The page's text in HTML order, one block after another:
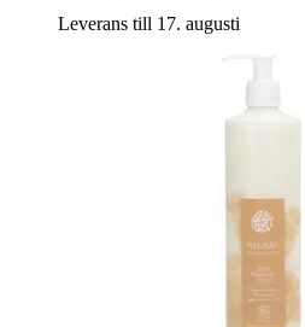
Leverans till 17. augusti